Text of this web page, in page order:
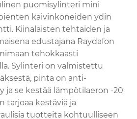
puomisylinteri mini
kaivinkoneiden ydin
Kiinalaisten tehtaiden ja
edustajana Raydafon
tehokkaasti
Sylinteri on valmistettu
pinta on anti-
ja se kestää lämpötilaeron -20
tarjoaa kestäviä ja
tuotteita kohtuulliseen